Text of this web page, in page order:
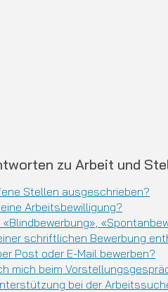
zu Arbeit und
Stellen ausgeschrieben?
Arbeitsbewilligung?
schriftlichen Bewerbung
Post oder E-Mail bewerben?
mich beim
bei der